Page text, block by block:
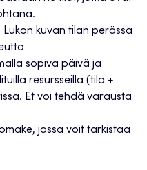
kuvan tilan perässä
sopiva päivä ja
resursseilla (tila +
Et voi tehdä varausta
jossa voit tarkistaa